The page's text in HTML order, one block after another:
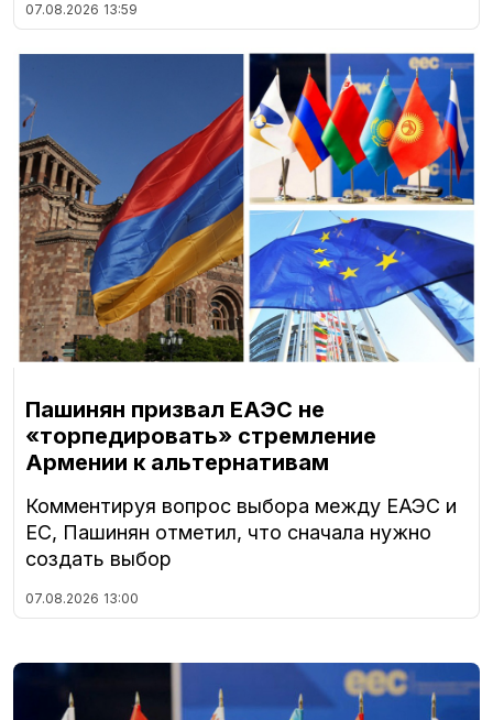
07.08.2026 13:59
Пашинян призвал ЕАЭС не
«торпедировать» стремление
Армении к альтернативам
Комментируя вопрос выбора между ЕАЭС и
ЕС, Пашинян отметил, что сначала нужно
создать выбор
07.08.2026 13:00